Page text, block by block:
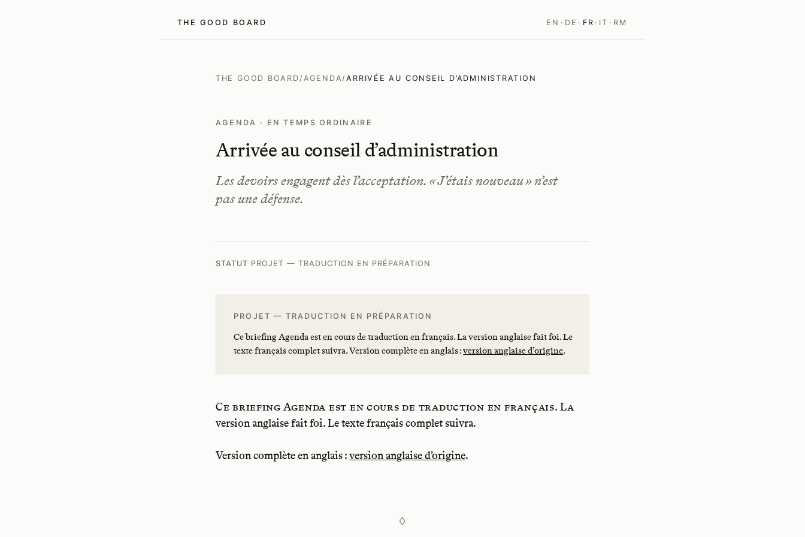
THE GOOD BOARD EN · DE · FR · IT · RM
THE GOOD BOARD / AGENDA /ARRIVÉE AU CONSEIL D’ADMINISTRATION
AGENDA · EN TEMPS ORDINAIRE
Arrivée au conseil d’administration
Les devoirs engagent dès l’acceptation. « J’étais nouveau » n’est
pas une défense.
STATUT PROJET — TRADUCTION EN PRÉPARATION
PROJET — TRADUCTION EN PRÉPARATION
Ce briefing Agenda est en cours de traduction en français. La version anglaise fait foi. Le
texte français complet suivra. Version complète en anglais :version anglaise d’origine.
Ce briefing Agenda est en cours de traduction en français. La
version anglaise fait foi. Le texte français complet suivra.
Version complète en anglais :version anglaise d’origine.
◊